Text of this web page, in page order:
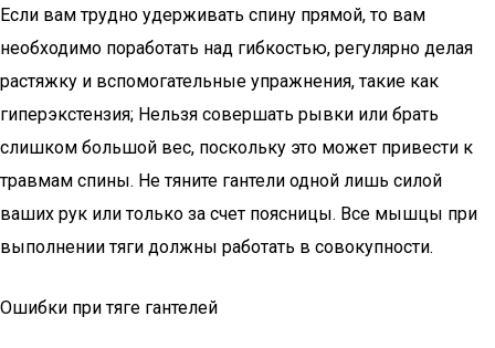
Если вам трудно удерживать спину прямой, то вам
необходимо поработать над гибкостью, регулярно делая
растяжку и вспомогательные упражнения, такие как
гиперэкстензия; Нельзя совершать рывки или брать
слишком большой вес, поскольку это может привести к
травмам спины. Не тяните гантели одной лишь силой
ваших рук или только за счет поясницы. Все мышцы при
выполнении тяги должны работать в совокупности.
Ошибки при тяге гантелей